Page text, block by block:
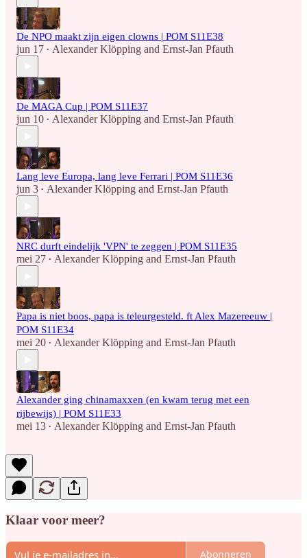
De NPO maakt zijn eigen clowns | POM S11E38
jun 17 • Alexander Klöpping and Ernst-Jan Pfauth
De MAGA Cup | POM S11E37
jun 10 • Alexander Klöpping and Ernst-Jan Pfauth
Lang leve Europa, lang leve Ferrari | POM S11E36
jun 3 • Alexander Klöpping and Ernst-Jan Pfauth
NRC durft eindelijk 'VPN' te zeggen | POM S11E35
mei 27 • Alexander Klöpping and Ernst-Jan Pfauth
Papa is niet boos, papa is teleurgesteld. ft Alex Mazereeuw |
POM S11E34
mei 20 • Alexander Klöpping and Ernst-Jan Pfauth
Alexander ging chinamaxxen (en kwam terug met een
rijbewijs) | POM S11E33
mei 13 • Alexander Klöpping and Ernst-Jan Pfauth
Klaar voor meer?
Abonneren